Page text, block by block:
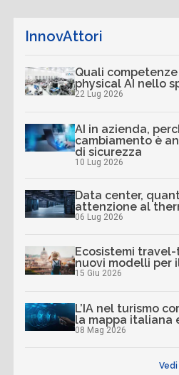
InnovAttori
Quali
physical AI nello
22 Lug 2026
AI in azienda,
cambiamento è
di sicurezza
10 Lug 2026
Data center,
attenzione al
06 Lug 2026
Ecosistemi
nuovi modelli per
15 Giu 2026
L’IA nel turismo
la mappa italiana
08 Mag 2026